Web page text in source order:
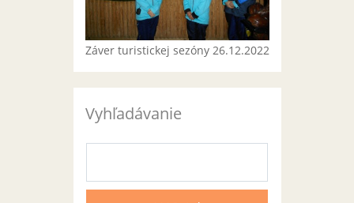
Záver turistickej sezóny 26.12.2022
Vyhľadávanie